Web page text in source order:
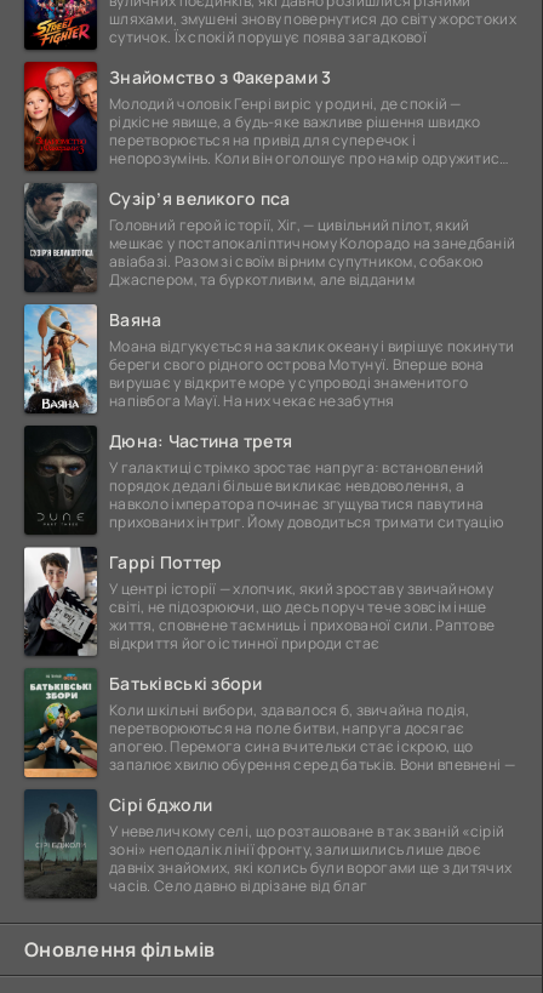
шляхами, змушені знову повернутися до світу жорстоких
сутичок. Їх спокій порушує поява загадкової
Знайомство з Факерами 3
Молодий чоловік Генрі виріс у родині, де спокій —
рідкісне явище, а будь-яке важливе рішення швидко
перетворюється на привід для суперечок і
непорозумінь. Коли він оголошує про намір одружитися,
Сузір’я великого пса
Головний герой історії, Хіг, — цивільний пілот, який
мешкає у постапокаліптичному Колорадо на занедбаній
авіабазі. Разом зі своїм вірним супутником, собакою
Джаспером, та буркотливим, але відданим
Ваяна
Моана відгукується на заклик океану і вирішує покинути
береги свого рідного острова Мотунуї. Вперше вона
вирушає у відкрите море у супроводі знаменитого
напівбога Мауї. На них чекає незабутня
Дюна: Частина третя
У галактиці стрімко зростає напруга: встановлений
порядок дедалі більше викликає невдоволення, а
навколо імператора починає згущуватися павутина
прихованих інтриг. Йому доводиться тримати ситуацію
Гаррі Поттер
У центрі історії — хлопчик, який зростав у звичайному
світі, не підозрюючи, що десь поруч тече зовсім інше
життя, сповнене таємниць і прихованої сили. Раптове
відкриття його істинної природи стає
Батьківські збори
Коли шкільні вибори, здавалося б, звичайна подія,
перетворюються на поле битви, напруга досягає
апогею. Перемога сина вчительки стає іскрою, що
запалює хвилю обурення серед батьків. Вони впевнені —
Сірі бджоли
У невеличкому селі, що розташоване в так званій «сірій
зоні» неподалік лінії фронту, залишились лише двоє
давніх знайомих, які колись були ворогами ще з дитячих
часів. Село давно відрізане від благ
Оновлення фільмів